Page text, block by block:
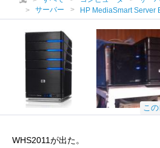
サーバー
HP MediaSmart Server
こ
WHS2011が出た。